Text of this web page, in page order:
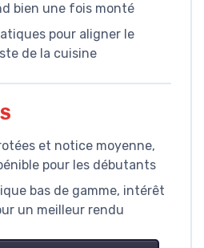
bien une fois monté
pour aligner le
de la cuisine
et notice moyenne,
pour les débutants
bas de gamme, intérêt
un meilleur rendu